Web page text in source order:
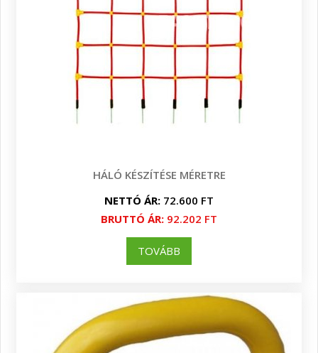
HÁLÓ KÉSZÍTÉSE MÉRETRE
NETTÓ ÁR: 72.600 FT
BRUTTÓ ÁR: 92.202 FT
TOVÁBB